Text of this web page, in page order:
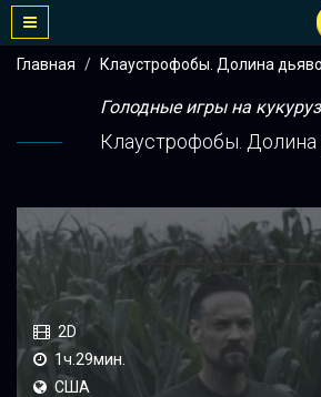
Главная Клаустрофобы. Долина
Голодные игры на
Клаустрофобы. Долина
2D
1ч.29мин.
США